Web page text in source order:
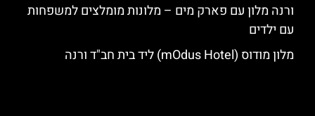
ורנה מלון עם פארק מים – מלונות מומלצים למשפחות
עם ילדים
מלון מודוס (mOdus Hotel) ליד בית חב"ד ורנה